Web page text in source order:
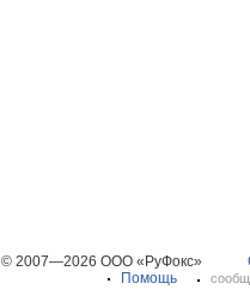
© 2007—2026 ООО «РуФокс»
Помощь